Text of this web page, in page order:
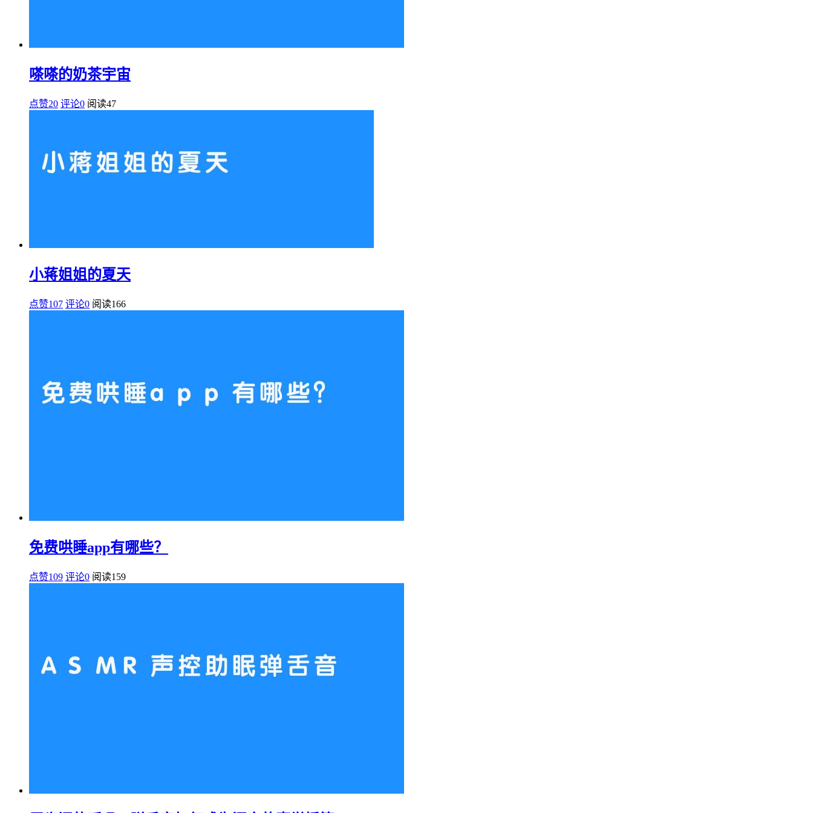
嗏嗏的奶茶宇宙
点赞20 评论0 阅读47
小蒋姐姐的夏天
点赞107 评论0 阅读166
免费哄睡app有哪些？
点赞109 评论0 阅读159